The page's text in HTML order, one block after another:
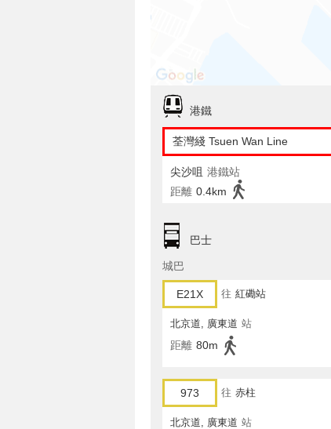
港鐵
荃灣綫 Tsuen Wan Line
尖沙咀 港鐵站
距離 0.4km
巴士
城巴
E21X 往 紅磡站
北京道, 廣東道 站
距離 80m
973 往 赤柱
北京道, 廣東道 站